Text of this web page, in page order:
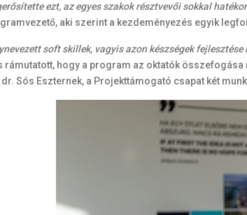
ezt, az egyes szakok résztvevői sokkal
aki szerint a kezdeményezés egyik
soft skillek, vagyis azon készségek
rámutatott, hogy a program az oktatók
dr. Sós Eszternek, a Projekttámogató csapat két